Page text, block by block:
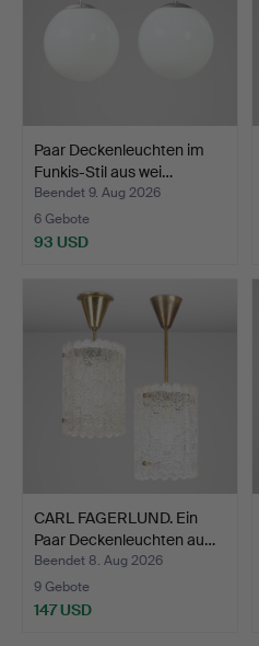
Paar Deckenleuchten im
Funkis-Stil aus wei…
Beendet 9. Aug 2026
6 Gebote
93 USD
CARL FAGERLUND. Ein
Paar Deckenleuchten au…
Beendet 8. Aug 2026
9 Gebote
147 USD